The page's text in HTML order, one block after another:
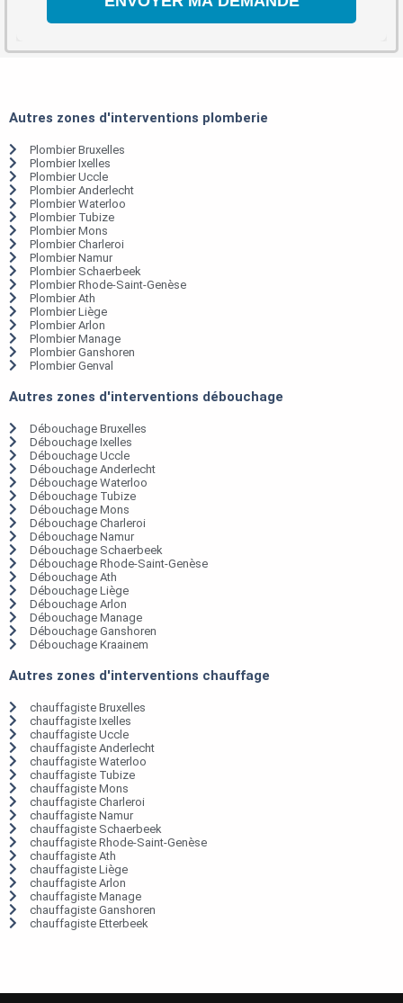
Autres zones d'interventions plomberie
Plombier Bruxelles
Plombier Ixelles
Plombier Uccle
Plombier Anderlecht
Plombier Waterloo
Plombier Tubize
Plombier Mons
Plombier Charleroi
Plombier Namur
Plombier Schaerbeek
Plombier Rhode-Saint-Genèse
Plombier Ath
Plombier Liège
Plombier Arlon
Plombier Manage
Plombier Ganshoren
Plombier Genval
Autres zones d'interventions débouchage
Débouchage Bruxelles
Débouchage Ixelles
Débouchage Uccle
Débouchage Anderlecht
Débouchage Waterloo
Débouchage Tubize
Débouchage Mons
Débouchage Charleroi
Débouchage Namur
Débouchage Schaerbeek
Débouchage Rhode-Saint-Genèse
Débouchage Ath
Débouchage Liège
Débouchage Arlon
Débouchage Manage
Débouchage Ganshoren
Débouchage Kraainem
Autres zones d'interventions chauffage
chauffagiste Bruxelles
chauffagiste Ixelles
chauffagiste Uccle
chauffagiste Anderlecht
chauffagiste Waterloo
chauffagiste Tubize
chauffagiste Mons
chauffagiste Charleroi
chauffagiste Namur
chauffagiste Schaerbeek
chauffagiste Rhode-Saint-Genèse
chauffagiste Ath
chauffagiste Liège
chauffagiste Arlon
chauffagiste Manage
chauffagiste Ganshoren
chauffagiste Etterbeek